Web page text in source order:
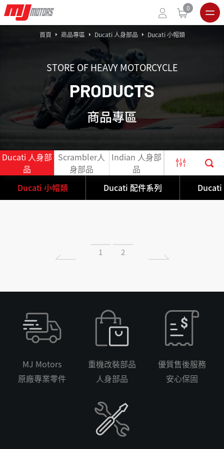
0
STORE OF HEAVY MOTORCYCLE
PRODUCTS
商品專區
首頁 商品專區 Ducati 人身部品 Ducati 小帽類
Ducati 人身部
品
Scrambler人
身部品
Indian 人身部
品
官網出清限定
商品
Ducati 小帽類
Ducati 配件系列 Ducati
1 2
MJ Motors
原廠專業零件
重機改裝部品
人身部品
優質售後服務
安心保固